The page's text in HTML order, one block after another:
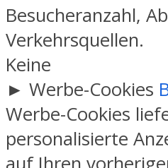
Besucheranzahl,
Verkehrsquellen.
Keine
► Werbe-Cookies
Werbe-Cookies
personalisierte